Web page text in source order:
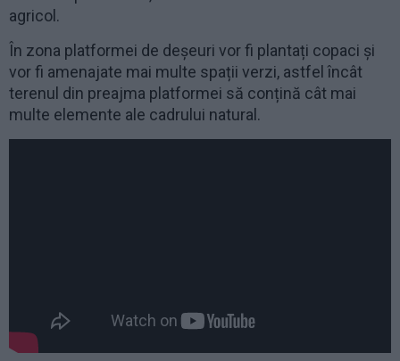
agricol.
În zona platformei de deșeuri vor fi plantați copaci și
vor fi amenajate mai multe spații verzi, astfel încât
terenul din preajma platformei să conțină cât mai
multe elemente ale cadrului natural.